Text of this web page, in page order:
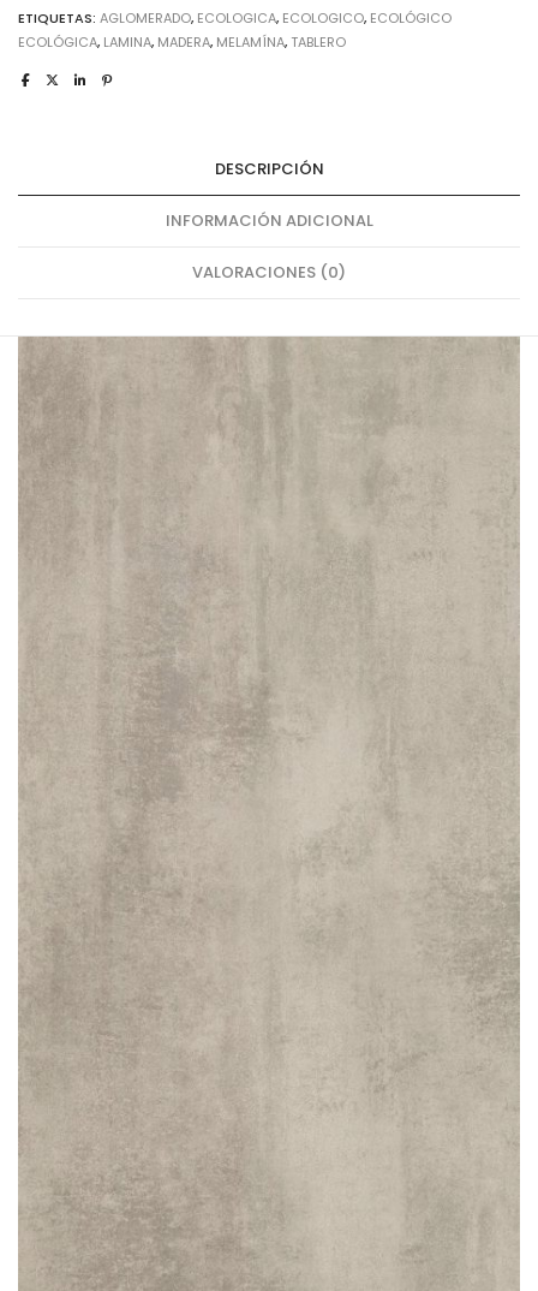
ETIQUETAS: AGLOMERADO, ECOLOGICA, ECOLOGICO, ECOLÓGICO
ECOLÓGICA, LAMINA, MADERA, MELAMÍNA, TABLERO
DESCRIPCIÓN
INFORMACIÓN ADICIONAL
VALORACIONES (0)